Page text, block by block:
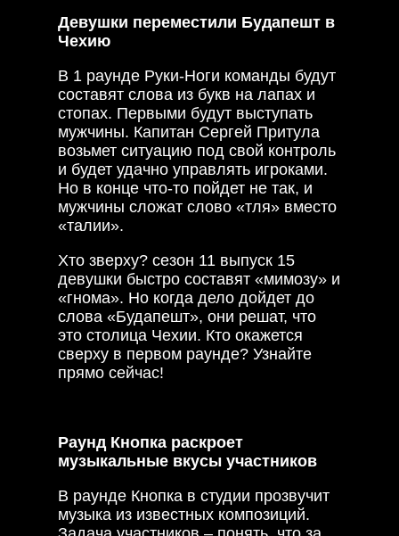
Девушки переместили Будапешт в
Чехию
В 1 раунде Руки-Ноги команды будут
составят слова из букв на лапах и
стопах. Первыми будут выступать
мужчины. Капитан Сергей Притула
возьмет ситуацию под свой контроль
и будет удачно управлять игроками.
Но в конце что-то пойдет не так, и
мужчины сложат слово «тля» вместо
«талии».
Хто зверху? сезон 11 выпуск 15
девушки быстро составят «мимозу» и
«гнома». Но когда дело дойдет до
слова «Будапешт», они решат, что
это столица Чехии. Кто окажется
сверху в первом раунде? Узнайте
прямо сейчас!
Раунд Кнопка раскроет
музыкальные вкусы участников
В раунде Кнопка в студии прозвучит
музыка из известных композиций.